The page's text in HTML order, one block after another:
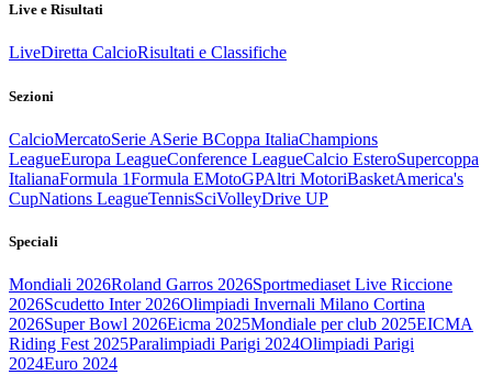
Live e Risultati
LiveDiretta CalcioRisultati e Classifiche
Sezioni
CalcioMercatoSerie ASerie BCoppa ItaliaChampions
LeagueEuropa LeagueConference LeagueCalcio EsteroSupercoppa
ItalianaFormula 1Formula EMotoGPAltri MotoriBasketAmerica's
CupNations LeagueTennisSciVolleyDrive UP
Speciali
Mondiali 2026Roland Garros 2026Sportmediaset Live Riccione
2026Scudetto Inter 2026Olimpiadi Invernali Milano Cortina
2026Super Bowl 2026Eicma 2025Mondiale per club 2025EICMA
Riding Fest 2025Paralimpiadi Parigi 2024Olimpiadi Parigi
2024Euro 2024